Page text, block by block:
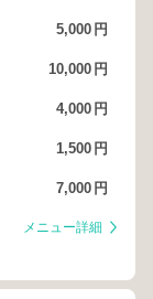
5,000 円
10,000 円
4,000 円
1,500 円
7,000 円
メニュー詳細